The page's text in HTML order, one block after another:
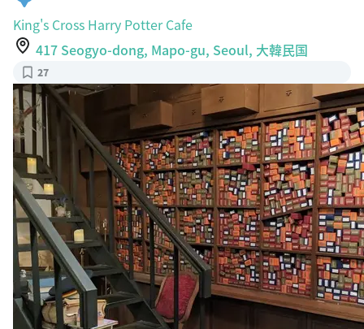
King's Cross Harry Potter Cafe
417 Seogyo-dong, Mapo-gu, Seoul, 大韓民国
27